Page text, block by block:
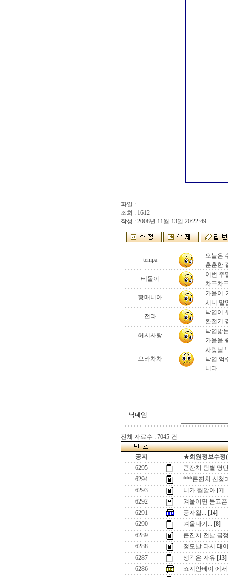
파일 :
조회 : 1612
작성 : 2008년 11월 13일 20:22:49
tenipa
오늘은
훈훈한
테돌이
이번 주
차곡차
황매니아
가을이
시니 말
전라
낙엽이
환절기
허시사랑
낙엽밟
가을을
으라차차
사랑님 !
낙엽 억
니다 .
전체 자료수 : 7045 건
공지
★회원정보수정
6295
큰잔치 팀별 명
6294
***큰잔치 신청
6293
니가 뭘알아 [7]
6292
겨울이면 듣고
6291
공자왈... [14]
6290
겨울나기... [8]
6289
큰잔치 전날 금
6288
정모날 다시 태
6287
생각은 자유 [13]
6286
죠지안베이 에